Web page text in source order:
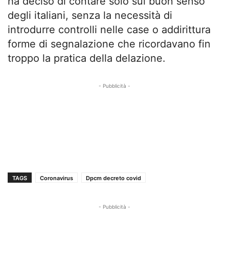
degli italiani, senza la necessità di
introdurre controlli nelle case o addirittura
forme di segnalazione che ricordavano fin
troppo la pratica della delazione.
- Pubblicità -
TAGS Coronavirus Dpcm decreto covid
- Pubblicità -